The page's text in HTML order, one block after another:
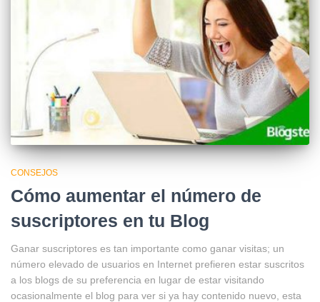
CONSEJOS
Cómo aumentar el número de
suscriptores en tu Blog
Ganar suscriptores es tan importante como ganar visitas; un
número elevado de usuarios en Internet prefieren estar suscritos
a los blogs de su preferencia en lugar de estar visitando
ocasionalmente el blog para ver si ya hay contenido nuevo, esta